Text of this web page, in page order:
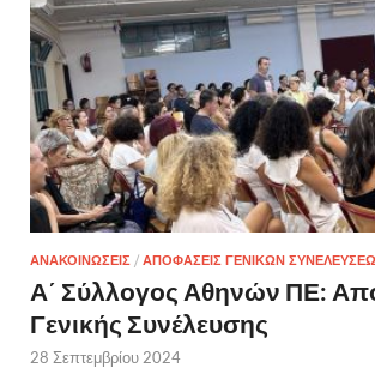
ΑΝΑΚΟΙΝΩΣΕΙΣ / ΑΠΟΦΑΣΕΙΣ ΓΕΝΙΚΩΝ
Α΄ Σύλλογος Αθηνών ΠΕ:
Γενικής Συνέλευσης
28 Σεπτεμβρίου 2024